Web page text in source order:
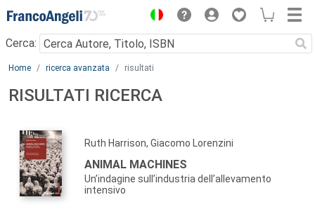
Menu
Cerca:
Main content
Home ricerca avanzata risultati
RISULTATI RICERCA
Ruth Harrison, Giacomo Lorenzini
ANIMAL MACHINES
Un’indagine sull’industria dell’allevamento
intensivo